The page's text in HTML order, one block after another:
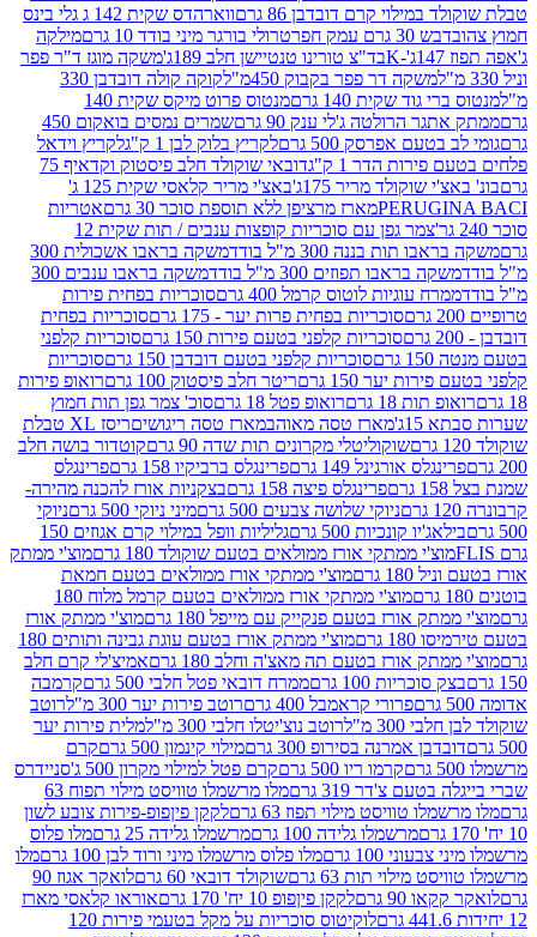
קרם דובדבן 86 גרם
ווארהדס שקית 142 ג גלי בינס
דבש 30 גרם עמק חפר
טרולי בורגר מיני בודד 10 גרם
מילקה
בד"צ טורינו טנטיישן חלב 189ג'
משקה מוגז ד"ר פפר
משקה דר פפר בקבוק 450מ"ל
קוקה קולה דובדבן 330
גוד שקית 140 גרם
מנטוס פרוט מיקס שקית 140
הרולטה ג'לי ענק 90 גרם
שמרים נמסים בואקום 450
אפרסק 500 גרם
לקריץ בלוק לבן 1 ק"ג
לקריץ וידאל
הדר 1 ק"ג
דובאי שוקולד חלב פיסטוק וקדאיף 75
שוקולד מריר 175ג'
באצ'י מריר קלאסי שקית 125 ג'
מארז מרציפן ללא תוספת סוכר 30 גרם
אטריות
צמר גפן עם סוכריות קופצות ענבים / תות שקית 12
תות בננה 300 מ"ל בודד
משקה בראבו אשכולית 300
בראבו תפוזים 300 מ"ל בודד
משקה בראבו ענבים 300
עוגיות לוטוס קרמל 400 גרם
סוכריות בפחית פירות
סוכריות בפחית פרות יער - 175 גרם
סוכריות בפחית
סוכריות קלפני בטעם פירות 150 גרם
סוכריות קלפני
סוכריות קלפני בטעם דובדבן 150 גרם
סוכריות
יער 150 גרם
ריטר חלב פיסטוק 100 גרם
רואופ פירות
תות 18 גרם
רואופ פטל 18 גרם
סוכ' צמר גפן תות חמוץ
מארז טסה מאוהב מארז טסה ריגושים
ריסז XL טבלת
שוקוליטלי מקרונים תות שדה 90 גרם
קוטדור בושה חלב
אורגינל 149 גרם
פרינגלס ברביקיו 158 גרם
פרינגלס
פרינגלס פיצה 158 גרם
בצקניות אורז להכנה מהירה-
ניוקי שלושה צבעים 500 גרם
מיני ניוקי 500 גרם
ניוקי
קונכיות 500 גרם
גליליות וופל במילוי קרם אגוזים 150
ממתקי אורז ממולאים בטעם שוקולד 180 גרם
מוצ'י ממתק
גרם
מוצ'י ממתקי אורז ממולאים בטעם חמאת
מוצ'י ממתקי אורז ממולאים בטעם קרמל מלוח 180
אורז בטעם פנקייק עם מייפל 180 גרם
מוצ'י ממתק אורז
גרם
מוצ'י ממתק אורז בטעם עוגת גבינה ותותים 180
אורז בטעם תה מאצ'ה וחלב 180 גרם
אמיצ'לי קרם חלב
סוכריות 100 גרם
ממרח דובאי פטל חלבי 500 גרם
קרמבה
פרורי קראמבל 400 גרם
רוטב פירות יער 300 מ"ל
רוטב
300 מ"ל
רוטב נוצ'יטלו חלבי 300 מ"ל
מלית פירות יער
אמרנה בסירופ 300 גרם
מילוי קינמון 500 גרם
קרם
קרמו ריו 500 גרם
קרם פטל למילוי מקרון 500 ג'
סניידרס
צ'דר 319 גרם
מלו מרשמלו טוויסט מילוי תפוח 63
טוויסט מילוי תפוז 63 גרם
לקקן פיןפופ-פירות צובע לשון
מרשמלו גלידה 100 גרם
מרשמלו גלידה 25 גרם
מלו פלוס
100 גרם
מלו פלוס מרשמלו מיני ורוד לבן 100 גרם
מלו
מילוי תות 63 גרם
שוקולד דובאי 60 גרם
לואקר אגוז 90
90 גרם
לקקן פיןפופ 10 יח' 170 גרם
אוראו קלאסי מארז
לוקיטוס סוכריות על מקל בטעמי פירות 120